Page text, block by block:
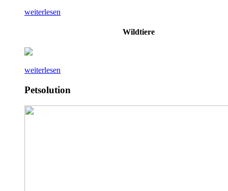
weiterlesen
Wildtiere
weiterlesen
Petsolution